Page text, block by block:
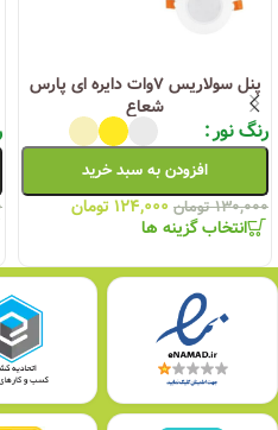
پنل سولاریس ۷وات دایره ای پارس
شعاع
رنگ نور
افزودن به سبد خرید
۱۳۰,۰۰۰ تومان ۱۲۴,۰۰۰ تومان
انتخاب گزینه ها